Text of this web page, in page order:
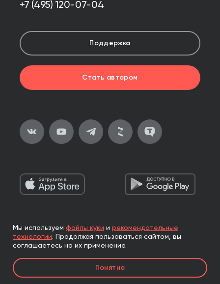
+7 (495) 120-07-04
Поддержка
Стать автором
2026, ООО «Альпина Паблишер»
Все права защищены
Книги реализуются ООО «Альпина Паблишер»
по договору комиссии с ООО «Альпина нон-фикшн»,
по договору комиссии с ООО «Альпина ПРО».
Мы используем файлы куки и рекомендательные
технологии. Продолжая пользоваться сайтом, вы
соглашаетесь на их применение.
Понятно